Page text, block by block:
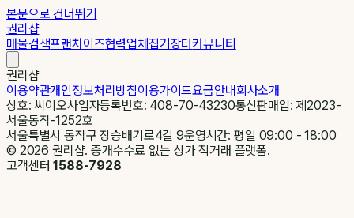
본문으로 건너뛰기
권리샵
매물검색프랜차이즈협력업체집기장터커뮤니티
권리샵
이용약관개인정보처리방침이용가이드요금안내회사소개
상호: 씨이오사업자등록번호: 408-70-43230통신판매업: 제2023-
서울동작-1252호
서울특별시 동작구 장승배기로4길 9운영시간: 평일 09:00 - 18:00
© 2026 권리샵. 중개수수료 없는 상가 직거래 플랫폼.
고객센터1588-7928